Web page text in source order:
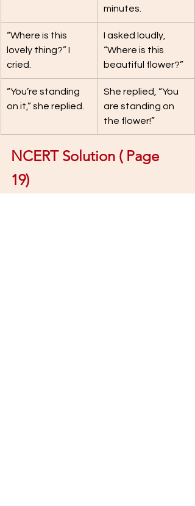
minutes.
“Where is this
lovely thing?” I
cried.
I asked loudly,
“Where is this
beautiful flower?”
“You’re standing
on it,” she replied.
She replied, “You
are standing on
the flower!”
NCERT Solution ( Page
19)